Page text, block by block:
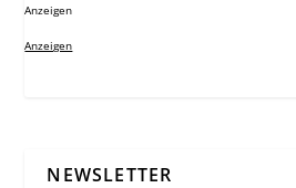
Anzeigen
Anzeigen
NEWSLETTER